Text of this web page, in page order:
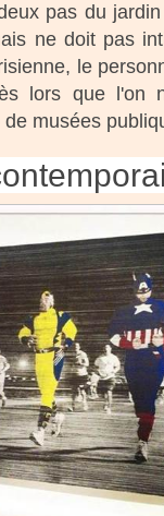
pas du
ne doit pas
le
lors que l'on
de musées